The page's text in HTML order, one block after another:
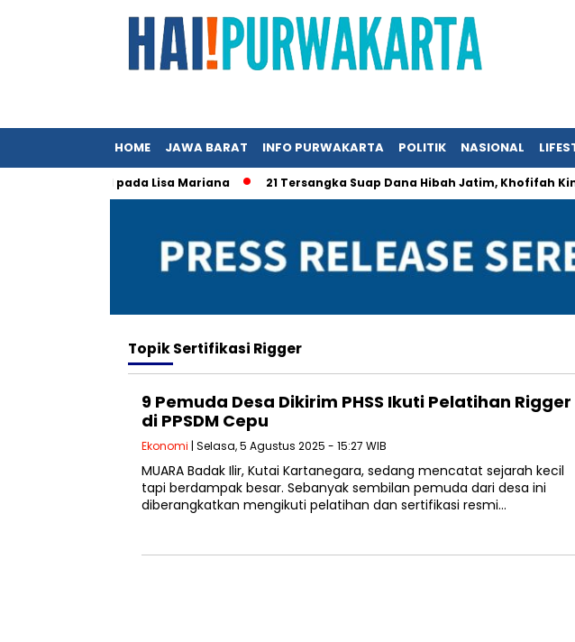
HOME JAWA BARAT INFO PURWAKARTA POLITIK NASIONAL
Ridwan Kamil pada Lisa Mariana 21 Tersangka Suap Dana Hibah Jatim, Khofifah Kini
TopikSertifikasi Rigger
9 Pemuda Desa Dikirim PHSS Ikuti Pelatihan Rigger
di PPSDM Cepu
Ekonomi | Selasa, 5 Agustus 2025 - 15:27 WIB
MUARA Badak Ilir, Kutai Kartanegara, sedang mencatat sejarah kecil
tapi berdampak besar. Sebanyak sembilan pemuda dari desa ini
diberangkatkan mengikuti pelatihan dan sertifikasi resmi…